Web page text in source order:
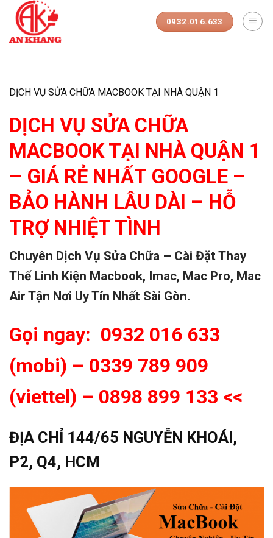
Skip
content
0932.016.633
DỊCH VỤ SỬA CHỮA MACBOOK TẠI NHÀ QUẬN 1
DỊCH VỤ SỬA CHỮA
MACBOOK TẠI NHÀ QUẬN 1
– GIÁ RẺ NHẤT GOOGLE –
BẢO HÀNH LÂU DÀI – HỖ
TRỢ NHIỆT TÌNH
Chuyên Dịch Vụ Sửa Chữa – Cài Đặt Thay
Thế Linh Kiện Macbook, Imac, Mac Pro, Mac
Air Tận Nơi Uy Tín Nhất Sài Gòn.
Gọi ngay: 0932 016 633
(mobi) – 0339 789 909
(viettel) – 0898 899 133 <<
ĐỊA CHỈ 144/65 NGUYỄN KHOÁI,
P2, Q4, HCM